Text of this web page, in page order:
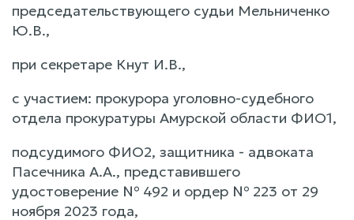
председательствующего судьи Мельниченко
Ю.В.,
при секретаре Кнут И.В.,
с участием: прокурора уголовно-судебного
отдела прокуратуры Амурской области ФИО1,
подсудимого ФИО2, защитника - адвоката
Пасечника А.А., представившего
удостоверение № 492 и ордер № 223 от 29
ноября 2023 года,